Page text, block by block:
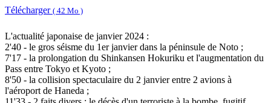
Télécharger ( 42 Mo )
L'actualité japonaise de janvier 2024 :
2'40 - le gros séisme du 1er janvier dans la péninsule de Noto ;
7'17 - la prolongation du Shinkansen Hokuriku et l'augmentation du
Pass entre Tokyo et Kyoto ;
8'50 - la collision spectaculaire du 2 janvier entre 2 avions à
l'aéroport de Haneda ;